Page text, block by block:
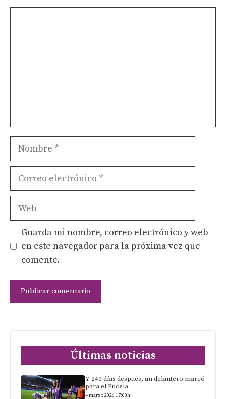
Nombre
Correo
Web
Guarda mi nombre, correo electrónico y web
en este navegador para la próxima vez que
comente.
Últimas noticias
Y 240 días después, un delantero marcó
para el Pucela
4 marzo 2026 17:00h